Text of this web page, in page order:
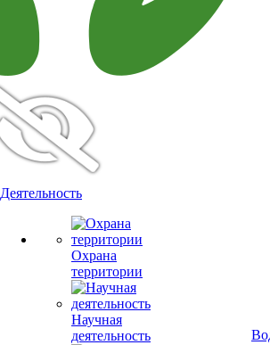
Деятельность
Охрана
территории
Научная
деятельность